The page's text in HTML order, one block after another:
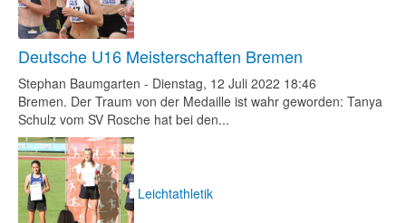
Deutsche U16 Meisterschaften Bremen
Stephan Baumgarten - Dienstag, 12 Juli 2022 18:46
Bremen. Der Traum von der Medaille ist wahr geworden: Tanya
Schulz vom SV Rosche hat bei den...
Leichtathletik